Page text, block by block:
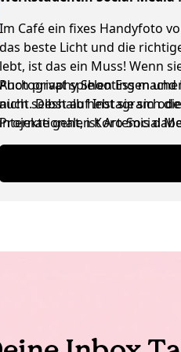
Im Café ein fixes Handyfoto
das beste Licht und die
lebt, ist das ein Muss! Wenn
Photography Shooting
nicht. Deshalb hebt sie sich
internationalen Koro Social
Auch privat spielen Essen
auch selbst auf Instagram
Projekte geht, ist Artemis
ausgetauscht werden, ist das